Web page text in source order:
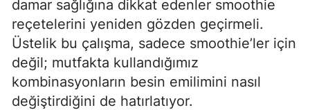
damar sağlığına dikkat edenler smoothie
reçetelerini yeniden gözden geçirmeli.
Üstelik bu çalışma, sadece smoothie’ler için
değil; mutfakta kullandığımız
kombinasyonların besin emilimini nasıl
değiştirdiğini de hatırlatıyor.